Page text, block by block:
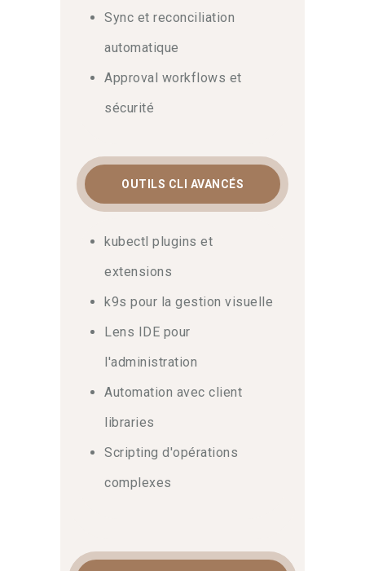
Sync et reconciliation
automatique
Approval workflows et
sécurité
OUTILS CLI AVANCÉS
kubectl plugins et
extensions
k9s pour la gestion visuelle
Lens IDE pour
l'administration
Automation avec client
libraries
Scripting d'opérations
complexes